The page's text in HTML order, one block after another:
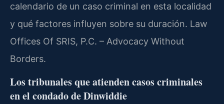
calendario de un caso criminal en esta localidad
y qué factores influyen sobre su duración. Law
Offices Of SRIS, P.C. – Advocacy Without
Borders.
Los tribunales que atienden casos criminales
en el condado de Dinwiddie